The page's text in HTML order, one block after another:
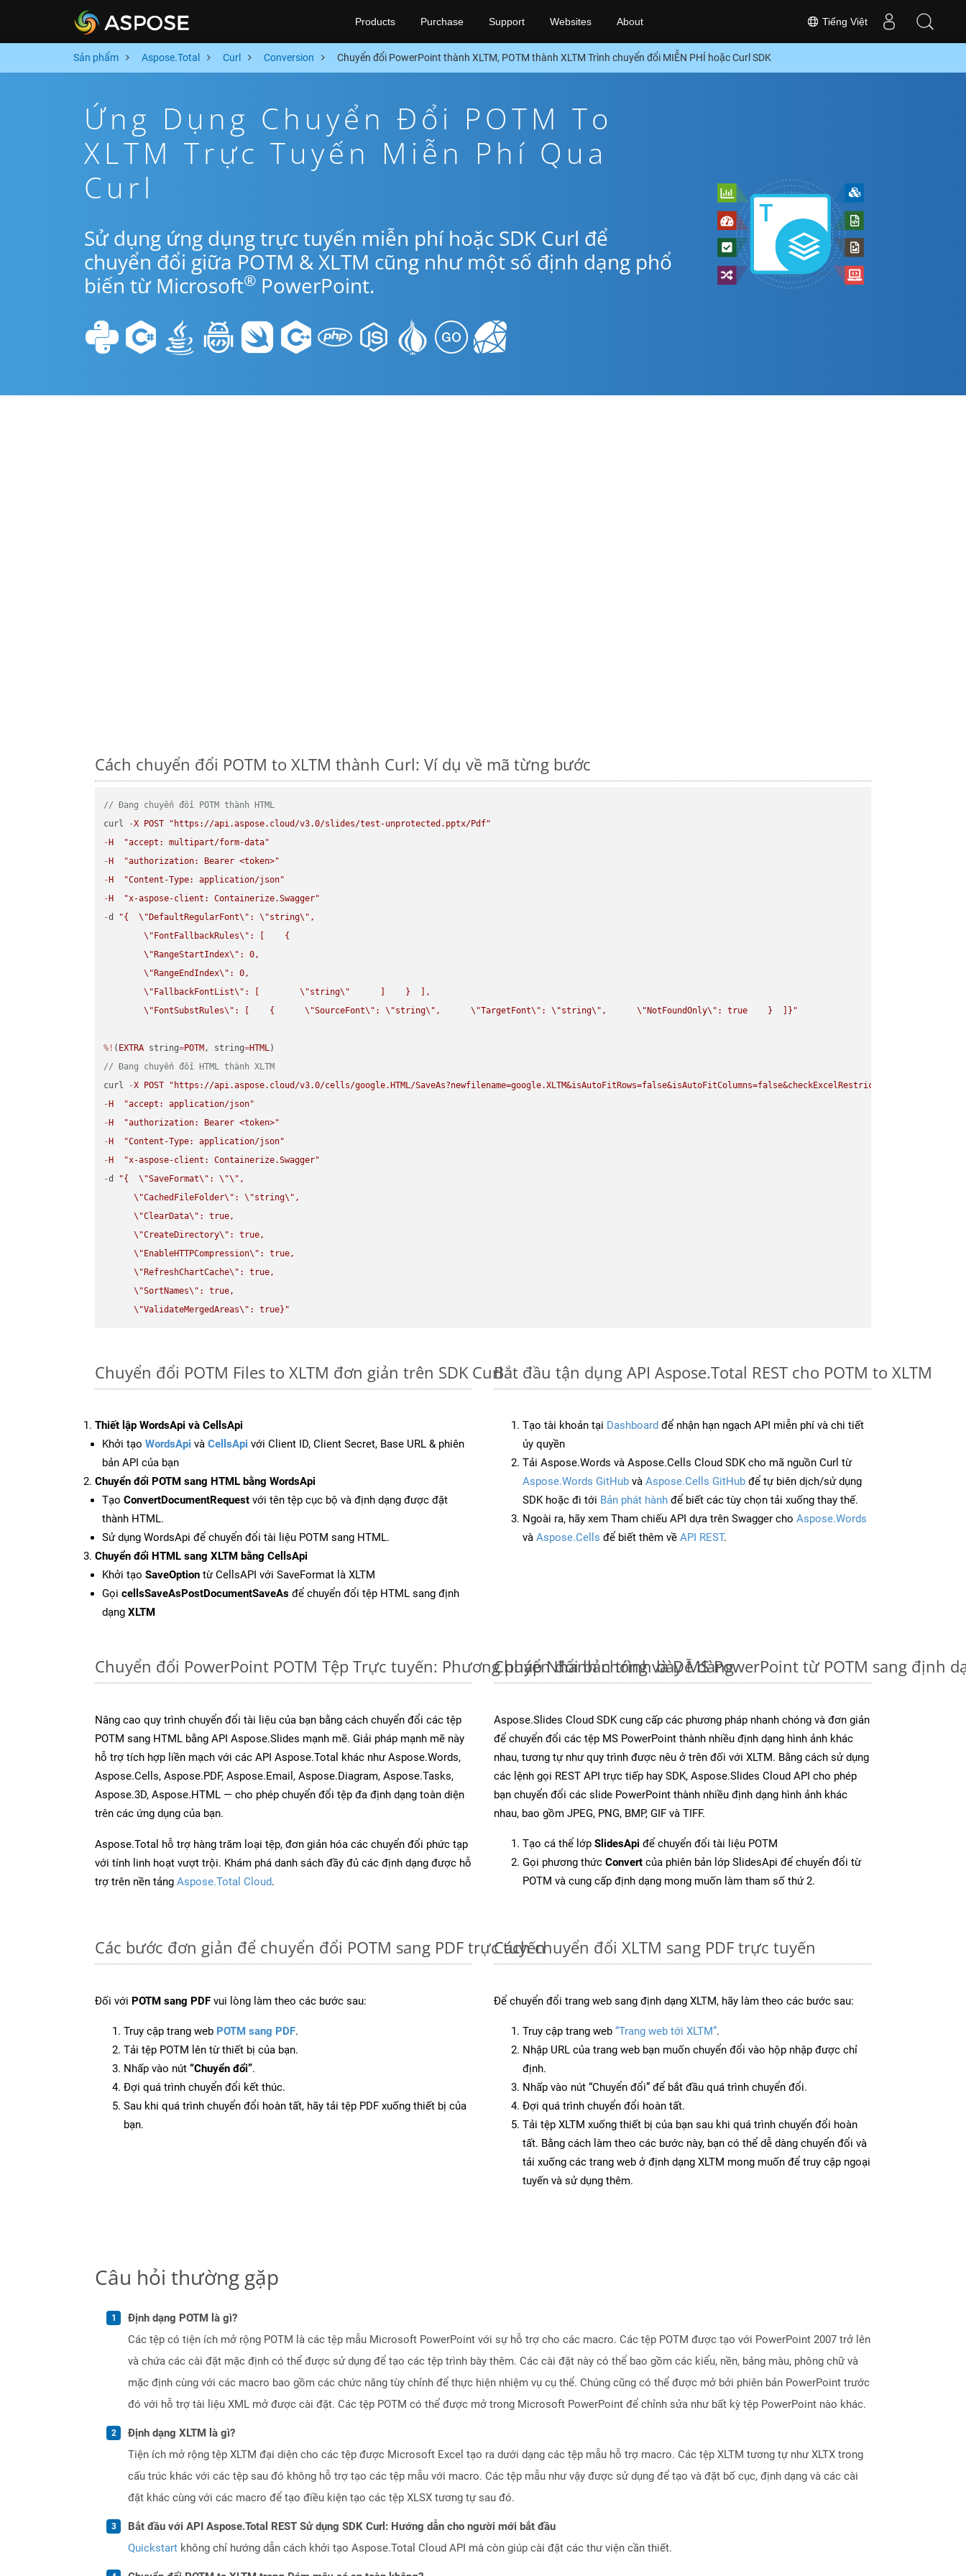
Tiếng Việt
Products Purchase Support Websites About
Sản phẩm Aspose.Total Curl Conversion Chuyển đổi PowerPoint thành XLTM, POTM thành XLTM Trình chuyển đổi MIỄN PHÍ hoặc Curl SDK
Ứng Dụng Chuyển Đổi POTM To
XLTM Trực Tuyến Miễn Phí Qua
Curl
Sử dụng ứng dụng trực tuyến miễn phí hoặc SDK Curl để
chuyển đổi giữa POTM & XLTM cũng như một số định dạng phổ
biến từ Microsoft® PowerPoint.
Cách chuyển đổi POTM to XLTM thành Curl: Ví dụ về mã từng bước
// Đang chuyển đổi POTM thành HTML
curl
-X POST
"https://api.aspose.cloud/v3.0/slides/test-unprotected.pptx/Pdf"
- H
"accept: multipart/form-data"
- H
"authorization: Bearer <token>"
- H
"Content-Type: application/json"
- H
"x-aspose-client: Containerize.Swagger"
-d "{ \" DefaultRegularFont\" : \"string\" ,
\" FontFallbackRules\" : [    {
\" RangeStartIndex\" : 0,
\" RangeEndIndex\" : 0,
\" FallbackFontList\" : [ \"string\"
      ]    }  ],
\" FontSubstRules\" : [    { \"SourceFont\" : \"string\" , \"TargetFont\" : \"string\" , \" NotFoundOnly\" : true    }  ]}"
%! ( EXTRA string=POTM , string=HTML
// Đang chuyển đổi HTML thành XLTM
curl
-X POST
"https://api.aspose.cloud/v3.0/cells/google.HTML/SaveAs?newfilename=google.XLTM&isAutoFitRows=false&isAutoFitColumns=false&checkExcelRestriction=true"
- H
"accept: application/json"
- H
"authorization: Bearer <token>"
- H
"Content-Type: application/json"
- H
"x-aspose-client: Containerize.Swagger"
-d "{ \"SaveFormat\" : \"\" ,
\"CachedFileFolder\" : \"string\" ,
\"ClearData\" : true,
\"CreateDirectory\" : true,
\" EnableHTTPCompression\" : true,
\" RefreshChartCache\" : true,
\"SortNames\" : true,
\"ValidateMergedAreas\" : true}"
Chuyển đổi POTM Files to XLTM đơn giản trên SDK Curl
Thiết lập WordsApi và CellsApi
Khởi tạo WordsApi và CellsApi với Client ID, Client Secret, Base URL & phiên
bản API của bạn
Chuyển đổi POTM sang HTML bằng WordsApi
Tạo ConvertDocumentRequest với tên tệp cục bộ và định dạng được đặt
thành HTML.
Sử dụng WordsApi để chuyển đổi tài liệu POTM sang HTML.
Chuyển đổi HTML sang XLTM bằng CellsApi
Khởi tạo SaveOption từ CellsAPI với SaveFormat là XLTM
Gọi cellsSaveAsPostDocumentSaveAs để chuyển đổi tệp HTML sang định
dạng XLTM
Bắt đầu tận dụng API Aspose.Total REST cho POTM to XLTM
Tạo tài khoản tại Dashboard để nhận hạn ngạch API miễn phí và chi tiết
ủy quyền
Tải Aspose.Words và Aspose.Cells Cloud SDK cho mã nguồn Curl từ
Aspose.Words GitHub và Aspose.Cells GitHub để tự biên dịch/sử dụng
SDK hoặc đi tới Bản phát hành để biết các tùy chọn tải xuống thay thế.
Ngoài ra, hãy xem Tham chiếu API dựa trên Swagger cho Aspose.Words
và Aspose.Cells để biết thêm về API REST.
Chuyển đổi PowerPoint POTM Tệp Trực tuyến: Phương pháp Nhanh chóng và Dễ dàng
Nâng cao quy trình chuyển đổi tài liệu của bạn bằng cách chuyển đổi các tệp
POTM sang HTML bằng API Aspose.Slides mạnh mẽ. Giải pháp mạnh mẽ này
hỗ trợ tích hợp liền mạch với các API Aspose.Total khác như Aspose.Words,
Aspose.Cells, Aspose.PDF, Aspose.Email, Aspose.Diagram, Aspose.Tasks,
Aspose.3D, Aspose.HTML — cho phép chuyển đổi tệp đa định dạng toàn diện
trên các ứng dụng của bạn.
Aspose.Total hỗ trợ hàng trăm loại tệp, đơn giản hóa các chuyển đổi phức tạp
với tính linh hoạt vượt trội. Khám phá danh sách đầy đủ các định dạng được hỗ
trợ trên nền tảng Aspose.Total Cloud.
Chuyển đổi bản trình bày MS PowerPoint từ POTM sang định
Aspose.Slides Cloud SDK cung cấp các phương pháp nhanh chóng và đơn giản
để chuyển đổi các tệp MS PowerPoint thành nhiều định dạng hình ảnh khác
nhau, tương tự như quy trình được nêu ở trên đối với XLTM. Bằng cách sử dụng
các lệnh gọi REST API trực tiếp hay SDK, Aspose.Slides Cloud API cho phép
bạn chuyển đổi các slide PowerPoint thành nhiều định dạng hình ảnh khác
nhau, bao gồm JPEG, PNG, BMP, GIF và TIFF.
Tạo cá thể lớp SlidesApi để chuyển đổi tài liệu POTM
Gọi phương thức Convert của phiên bản lớp SlidesApi để chuyển đổi từ
POTM và cung cấp định dạng mong muốn làm tham số thứ 2.
Các bước đơn giản để chuyển đổi POTM sang PDF trực tuyến
Đối với POTM sang PDF vui lòng làm theo các bước sau:
Truy cập trang web POTM sang PDF.
Tải tệp POTM lên từ thiết bị của bạn.
Nhấp vào nút “Chuyển đổi”.
Đợi quá trình chuyển đổi kết thúc.
Sau khi quá trình chuyển đổi hoàn tất, hãy tải tệp PDF xuống thiết bị của
bạn.
Cách chuyển đổi XLTM sang PDF trực tuyến
Để chuyển đổi trang web sang định dạng XLTM, hãy làm theo các bước sau:
Truy cập trang web “Trang web tới XLTM”.
Nhập URL của trang web bạn muốn chuyển đổi vào hộp nhập được chỉ
định.
Nhấp vào nút “Chuyển đổi” để bắt đầu quá trình chuyển đổi.
Đợi quá trình chuyển đổi hoàn tất.
Tải tệp XLTM xuống thiết bị của bạn sau khi quá trình chuyển đổi hoàn
tất. Bằng cách làm theo các bước này, bạn có thể dễ dàng chuyển đổi và
tải xuống các trang web ở định dạng XLTM mong muốn để truy cập ngoại
tuyến và sử dụng thêm.
Câu hỏi thường gặp
Định dạng POTM là gì?
Các tệp có tiện ích mở rộng POTM là các tệp mẫu Microsoft PowerPoint với sự hỗ trợ cho các macro. Các tệp POTM được tạo với PowerPoint 2007 trở lên
và chứa các cài đặt mặc định có thể được sử dụng để tạo các tệp trình bày thêm. Các cài đặt này có thể bao gồm các kiểu, nền, bảng màu, phông chữ và
mặc định cùng với các macro bao gồm các chức năng tùy chỉnh để thực hiện nhiệm vụ cụ thể. Chúng cũng có thể được mở bởi phiên bản PowerPoint trước
đó với hỗ trợ tài liệu XML mở được cài đặt. Các tệp POTM có thể được mở trong Microsoft PowerPoint để chỉnh sửa như bất kỳ tệp PowerPoint nào khác.
Định dạng XLTM là gì?
Tiện ích mở rộng tệp XLTM đại diện cho các tệp được Microsoft Excel tạo ra dưới dạng các tệp mẫu hỗ trợ macro. Các tệp XLTM tương tự như XLTX trong
cấu trúc khác với các tệp sau đó không hỗ trợ tạo các tệp mẫu với macro. Các tệp mẫu như vậy được sử dụng để tạo và đặt bố cục, định dạng và các cài
đặt khác cùng với các macro để tạo điều kiện tạo các tệp XLSX tương tự sau đó.
Bắt đầu với API Aspose.Total REST Sử dụng SDK Curl: Hướng dẫn cho người mới bắt đầu
Quickstart không chỉ hướng dẫn cách khởi tạo Aspose.Total Cloud API mà còn giúp cài đặt các thư viện cần thiết.